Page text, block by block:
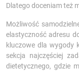
Dlatego doceniam też
Możliwość
elastyczność adresu
kluczowe dla wygody
sekcja najczęściej
dietetycznego, gdzie